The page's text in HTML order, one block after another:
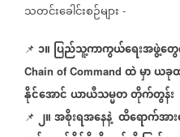
သတင်းခေါင်းစဉ်များ -
📌 ၁။ ပြည်သူ့ကာကွယ်ရေးအဖွဲ့တွ
Chain of Command ထဲမှာယခု
နိုင်အောင်ယာယီသမ္မတတိုက်တွန်း
📌 ၂။အစိုးရအနေနဲ့ ထိရောက်အာ